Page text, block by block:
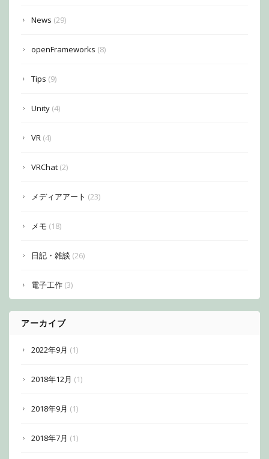
News (29)
openFrameworks (8)
Tips (9)
Unity (4)
VR (4)
VRChat (2)
メディアアート (23)
メモ (18)
日記・雑談 (26)
電子工作 (3)
アーカイブ
2022年9月 (1)
2018年12月 (1)
2018年9月 (1)
2018年7月 (1)